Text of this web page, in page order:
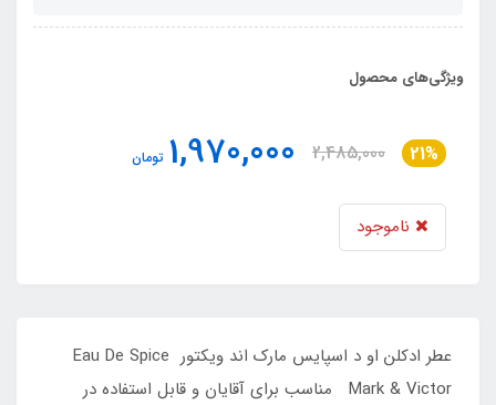
ویژگی‌های محصول
21%
2,485,000
1,970,000 تومان
ناموجود
عطر ادکلن او د اسپایس مارک اند ویکتور Eau De Spice
Mark & Victor مناسب برای آقایان و قابل استفاده در